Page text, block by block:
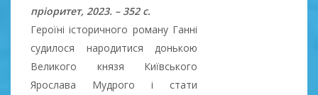
пріоритет, 2023. – 352 с.
Героїні історичного роману Ганні
судилося народитися донькою
Великого князя Київського
Ярослава Мудрого і стати